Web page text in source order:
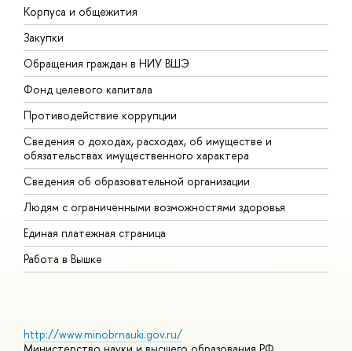
Корпуса и общежития
Закупки
Обращения граждан в НИУ ВШЭ
Фонд целевого капитала
Противодействие коррупции
Сведения о доходах, расходах, об имуществе и
обязательствах имущественного характера
Сведения об образовательной организации
Людям с ограниченными возможностями здоровья
Единая платежная страница
Работа в Вышке
http://www.minobrnauki.gov.ru/